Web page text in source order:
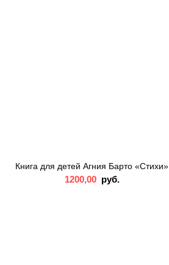
Книга для детей Агния Барто «Стихи»
1200,00 руб.